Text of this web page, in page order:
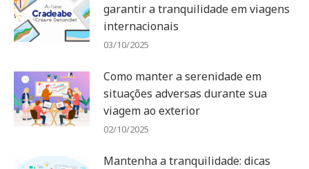
garantir a tranquilidade em viagens
internacionais
03/10/2025
Como manter a serenidade em
situações adversas durante sua
viagem ao exterior
02/10/2025
Mantenha a tranquilidade: dicas